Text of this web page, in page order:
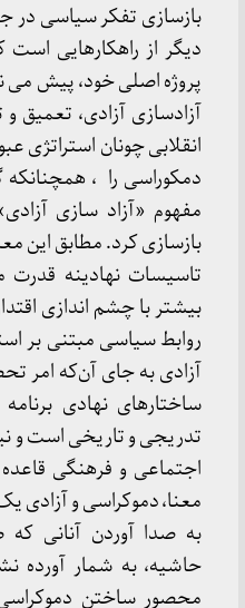
بازسازی تفکر سیاسی در
دیگر از راهکارهایی
پروژه اصلی خود، پیش می
آزادسازی آزادی، تعمیق
انقلابی چونان استراتژی
دمکوراسی را ، همچنانکه
مفهوم «آزاد سازی
بازسازی کرد. مطابق این
تاسیسات نهادینه
بیشتر با چشم اندازی
روابط سیاسی مبتنی بر
آزادی به جای آن‌که امر
ساختارهای نهادی
تدریجی و تاریخی است و
اجتماعی و فرهنگی
معنا، دموکراسی و آزادی
به صدا آوردن آنانی که
حاشیه، به شمار آورده
محصور ساختن